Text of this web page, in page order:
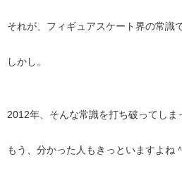
それが、フィギュアスケート界の常識
しかし。
2012年、そんな常識を打ち破ってしま
もう、分かった人もきっといますよね